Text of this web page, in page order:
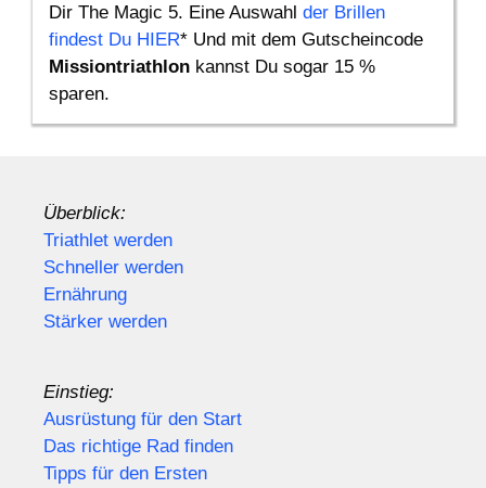
Dir The Magic 5. Eine Auswahl der Brillen
findest Du HIER* Und mit dem Gutscheincode
Missiontriathlon kannst Du sogar 15 %
sparen.
Überblick:
Triathlet werden
Schneller werden
Ernährung
Stärker werden
Einstieg:
Ausrüstung für den Start
Das richtige Rad finden
Tipps für den Ersten